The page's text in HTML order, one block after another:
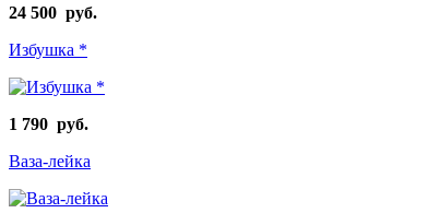
24 500 руб.
Избушка *
1 790 руб.
Ваза-лейка